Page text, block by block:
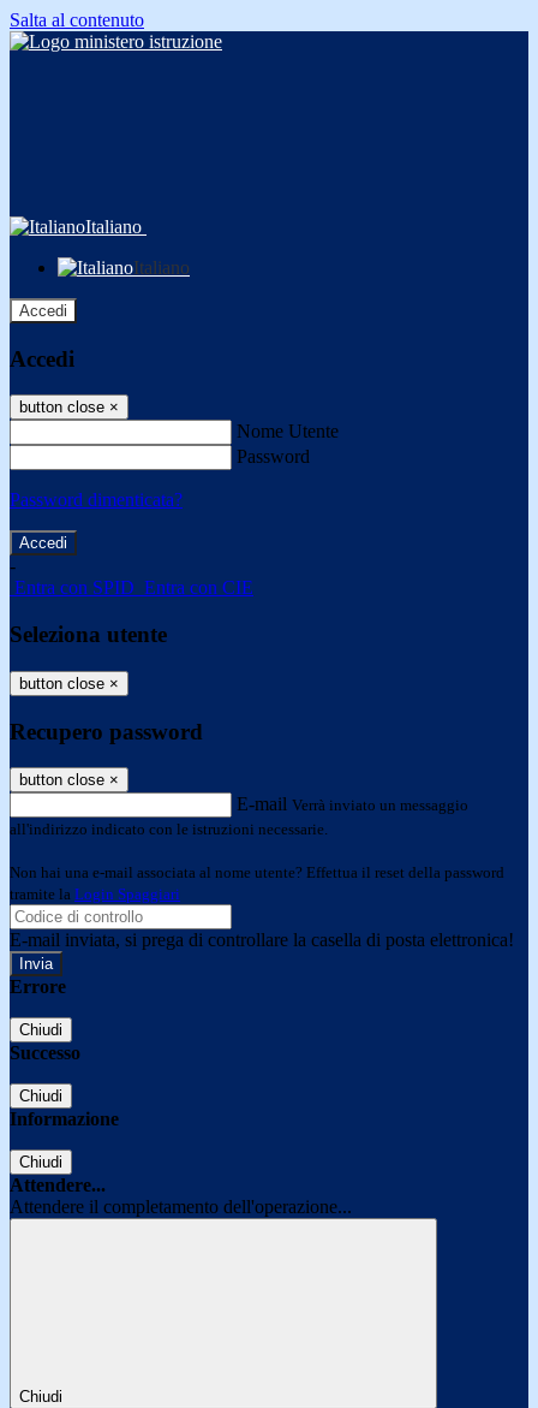
Salta al contenuto
Italiano
Italiano
Accedi
Accedi
button close ×
Nome Utente
Password
Password dimenticata?
-
Entra con SPID Entra con CIE
Seleziona utente
button close ×
Recupero password
button close ×
E-mail Verrà inviato un messaggio
all'indirizzo indicato con le istruzioni necessarie.
Non hai una e-mail associata al nome utente? Effettua il reset della password
tramite la Login Spaggiari
E-mail inviata, si prega di controllare la casella di posta elettronica!
Errore
Chiudi
Successo
Chiudi
Informazione
Chiudi
Attendere...
Attendere il completamento dell'operazione...
Chiudi